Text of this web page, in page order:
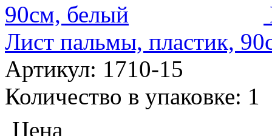
Лист пальмы, пластик,
Артикул: 1710-15
Количество в упаковке: 1
Цена